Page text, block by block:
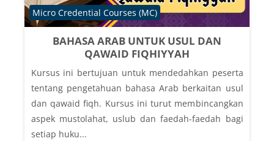
BAHASA ARAB UNTUK USUL DAN
QAWAID FIQHIYYAH
Course category
Micro Credential Courses (MC)
Kursus ini bertujuan untuk mendedahkan peserta
tentang pengetahuan bahasa Arab berkaitan usul
dan qawaid fiqh. Kursus ini turut membincangkan
aspek mustolahat, uslub dan faedah-faedah bagi
setiap huku...